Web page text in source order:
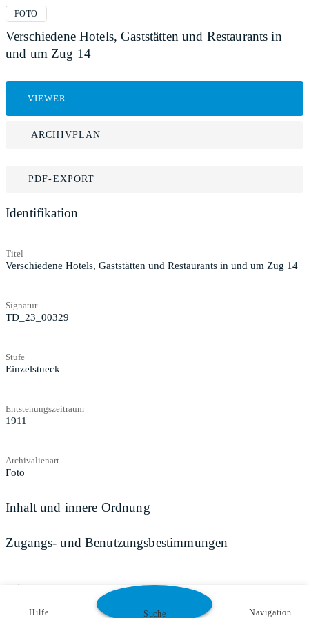
FOTO
Verschiedene Hotels, Gaststätten und Restaurants in
und um Zug 14
VIEWER
ARCHIVPLAN
PDF-EXPORT
Identifikation
Titel
Verschiedene Hotels, Gaststätten und Restaurants in und um Zug 14
Signatur
TD_23_00329
Stufe
Einzelstueck
Entstehungszeitraum
1911
Archivalienart
Foto
Inhalt und innere Ordnung
Zugangs- und Benutzungsbestimmungen
Teilen
Hilfe Suche Navigation